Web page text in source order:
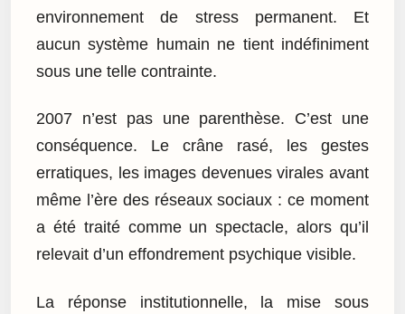
environnement de stress permanent. Et
aucun système humain ne tient indéfiniment
sous une telle contrainte.
2007 n’est pas une parenthèse. C’est une
conséquence. Le crâne rasé, les gestes
erratiques, les images devenues virales avant
même l’ère des réseaux sociaux : ce moment
a été traité comme un spectacle, alors qu’il
relevait d’un effondrement psychique visible.
La réponse institutionnelle, la mise sous